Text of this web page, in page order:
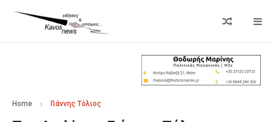
Home Γιάννης Τόλιος